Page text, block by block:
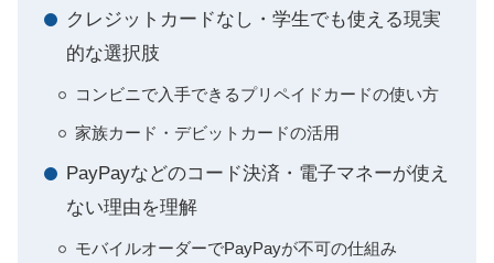
クレジットカードなし・学生でも使える現実
的な選択肢
コンビニで入手できるプリペイドカードの使い方
家族カード・デビットカードの活用
PayPayなどのコード決済・電子マネーが使え
ない理由を理解
モバイルオーダーでPayPayが不可の仕組み